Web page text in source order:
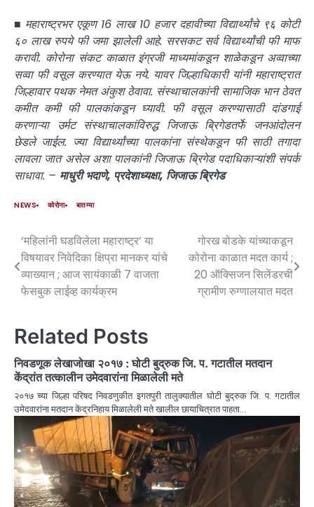
■ महाराष्ट्रभर एकूण 16 लाख 10 हजार दहावीच्या विद्यार्थ्यांचे ९६ कोटी
६० लाख रुपये फी जमा झालेली आहे. सरसकट सर्व विद्यार्थ्यांची फी माफ
करावी. कोरोना संकट काळात इंग्रजी माध्यमांकडून शाळेकडून अव्वाच्या
सव्वा फी वसूल करण्यात येऊ नये. यावर जिल्हाधिकारी यांनी महाराष्ट्रात
जिल्हावार पथक नेमत अंकुश ठेवावा. संस्थाचालकांनी सामाजिक भान ठेवत
कमीत कमी फी पालकांकडून घ्यावी. फी वसूल करण्यासाठी दांडगाई
करणाऱ्या उर्मट संस्थाचालकांविरुद्ध जिजाऊ ब्रिगेडतर्फे जनआंदोलन
छेडले जाईल. ज्या विद्यार्थ्यांच्या पालकांना संस्थेकडून फी साठी तगादा
लावला जात असेल अशा पालकांनी जिजाऊ ब्रिगेड पदाधिकाऱ्यांशी संपर्क
साधावा. – माधुरी भदाणे, प्रदेशाध्यक्षा, जिजाऊ ब्रिगेड
NEWS कोरोना बातम्या
‘महिलांनी घडविलेला महाराष्ट्र’ या
विषयावर निवेदिका क्ष‍िप्रा मानकर यांचे
व्याख्यान ; आज सायंकाळी 7 वाजता
फेसबुक लाईव्ह कार्यक्रम
गोरख बोडके यांच्याकडून
कोरोना काळात मदत कार्य ;
20 ऑक्सिजन सिलेंडरची
ग्रामीण रुग्णालयात मदत
Related Posts
निवडणूक लेखाजोखा २०१७ : घोटी बुद्रुक जि. प. गटातील मतदान
केंद्रांत तत्कालीन उमेदवारांना मिळालेली मते
२०१७ च्या जिल्हा परिषद निवडणुकीत इगतपुरी तालुक्यातील घोटी बुद्रुक जि. प. गटातील
उमेदवारांना मतदान केंद्रनिहाय मिळालेली मते खालील छायाचित्रात पाहता…